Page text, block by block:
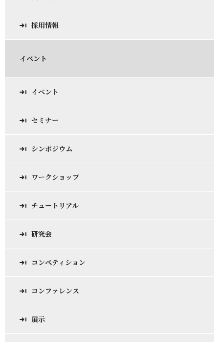
採用情報
イベント
イベント
セミナー
シンポジウム
ワークショップ
チュートリアル
研究会
コンペティション
コンファレンス
展示